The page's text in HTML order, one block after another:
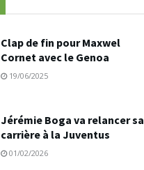
Clap de fin pour Maxwel
Cornet avec le Genoa
19/06/2025
Jérémie Boga va relancer sa
carrière à la Juventus
01/02/2026